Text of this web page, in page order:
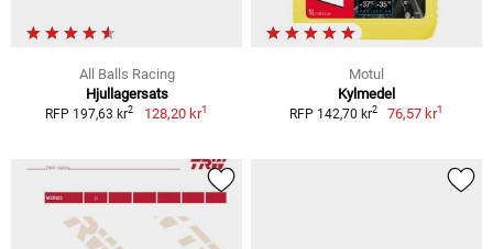
All Balls Racing
Hjullagersats
RFP 197,63 kr2 128,20 kr1
Motul
Kylmedel
RFP 142,70 kr2 76,57 kr1